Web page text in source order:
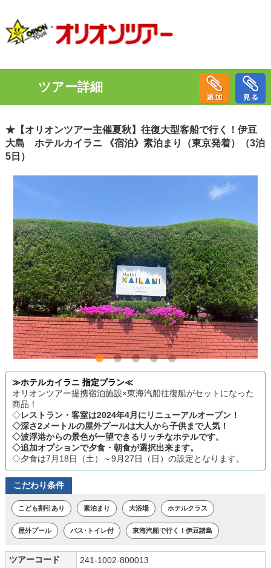
ツアー詳細
★【オリオンツアー主催夏秋】往復大型客船で行く！伊豆
大島 ホテルカイラニ 《宿泊》素泊まり（東京発着）（3泊
5日）
≫ホテルカイラニ 指定プラン≪
オリオンツアー提携宿泊施設×東海汽船往復船がセットになった
商品！
◇レストラン・客室は2024年4月にリニューアルオープン！
◇深さ2メートルの屋外プールは大人から子供まで人気！
◇波浮港からの景色が一望できるリッチなホテルです。
◇追加オプションで夕食・朝食が選択出来ます。
◇夕食は7月18日（土）～9月27日（日）の設定となります。
こだわり条件
こども割引あり 素泊まり 大浴場 ホテルクラス
屋外プール バス･トイレ付 東海汽船で行く！伊豆諸島
ツアーコード
241-1002-800013